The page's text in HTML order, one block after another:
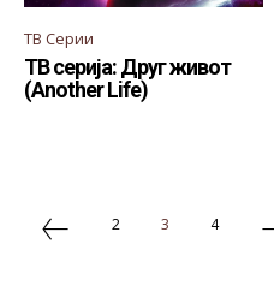
ТВ Серии
ТВ серија: Друг живот
(Another Life)
2 3 4